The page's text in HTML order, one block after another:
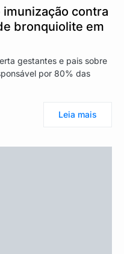
contra
bronquiolite em
gestantes e pais sobre
por 80% das
Leia mais